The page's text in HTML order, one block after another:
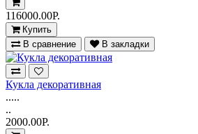
116000.00Р.
Купить
В сравнение
В закладки
Кукла декоративная
.....
..
2000.00Р.